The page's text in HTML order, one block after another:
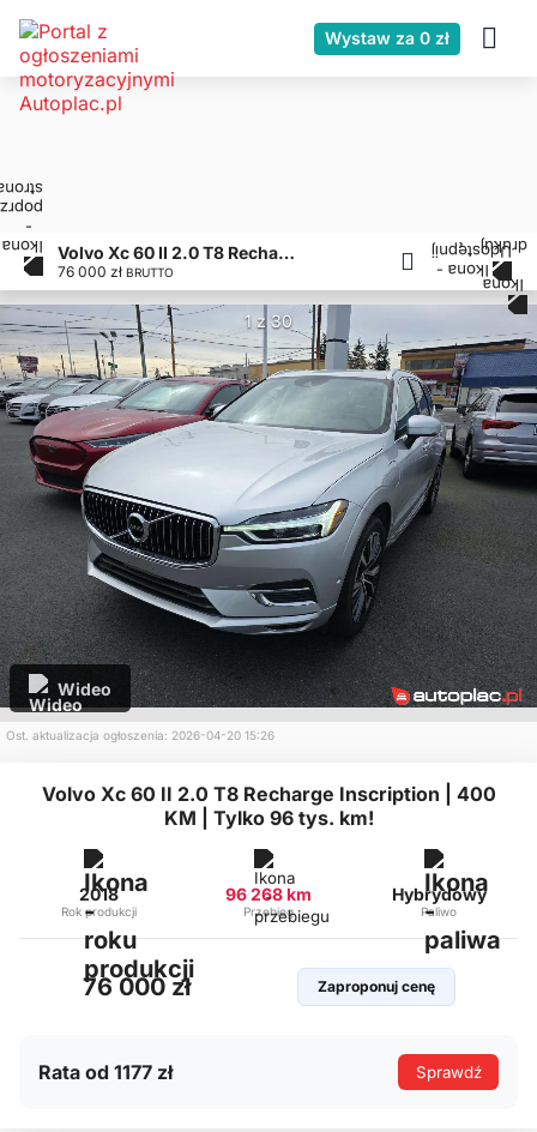
Wystaw za 0 zł
Volvo Xc 60 II 2.0 T8 Recharge Inscription | 400 KM | Tylko 96 tys. km!
76 000 zł BRUTTO
1 z 30
Wideo
Ost. aktualizacja ogłoszenia: 2026-04-20 15:26
Volvo Xc 60 II 2.0 T8 Recharge Inscription | 400
KM | Tylko 96 tys. km!
2018
Rok produkcji
96 268 km
Przebieg
Hybrydowy
Paliwo
76 000 zł Zaproponuj cenę
Rata od 1177 zł Sprawdź